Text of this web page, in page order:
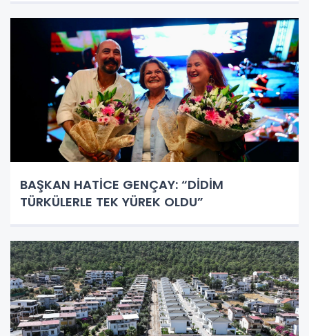
BAŞKAN HATİCE GENÇAY: “DİDİM
TÜRKÜLERLE TEK YÜREK OLDU”